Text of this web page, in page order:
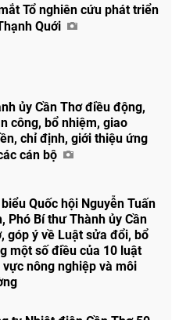
sẻ
Tổ nghiên cứu phát triển
Quới
ủy Cần Thơ điều động,
công, bổ nhiệm, giao
chỉ định, giới thiệu ứng
cán bộ
Quốc hội Nguyễn Tuấn
Phó Bí thư Thành ủy Cần
góp ý về Luật sửa đổi, bổ
một số điều của 10 luật
vực nông nghiệp và môi